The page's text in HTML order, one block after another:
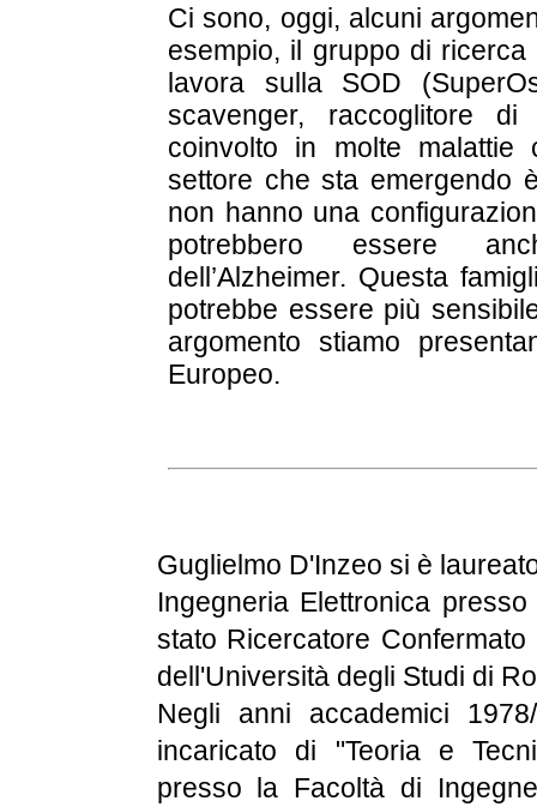
Ci sono, oggi, alcuni
esempio, il gruppo di
lavora sulla SOD
scavenger, raccoglitore
coinvolto in molte malattie
settore che sta emergendo
non hanno una
potrebbero essere
dell’Alzheimer. Questa
potrebbe essere più
argomento stiamo
Europeo.
Guglielmo D'Inzeo si è
Ingegneria Elettronica
stato Ricercatore
dell'Università degli Studi di
Negli anni accademici
incaricato di "Teoria e
presso la Facoltà di